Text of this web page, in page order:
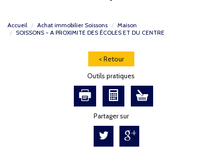
Accueil Achat immobilier Soissons
Maison
SOISSONS - A PROXIMITE DES ÉCOLES ET DU CENTRE
< Retour
Outils pratiques
Partager sur